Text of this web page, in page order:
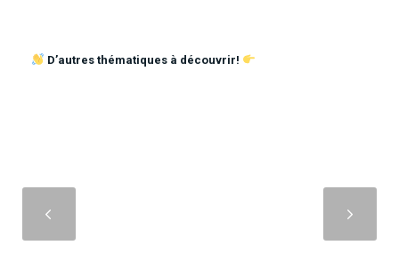
D’autres thématiques à découvrir!